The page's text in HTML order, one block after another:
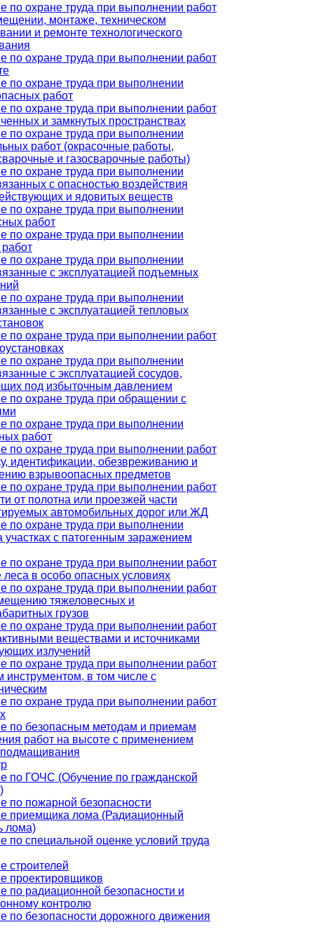
по охране труда при выполнении работ
монтаже, техническом
и ремонте технологического
по охране труда при выполнении работ
по охране труда при выполнении
работ
по охране труда при выполнении работ
и замкнутых пространствах
по охране труда при выполнении
работ (окрасочные работы,
и газосварочные работы)
по охране труда при выполнении
с опасностью воздействия
и ядовитых веществ
по охране труда при выполнении
работ
по охране труда при выполнении
по охране труда при выполнении
с эксплуатацией подъемных
по охране труда при выполнении
с эксплуатацией тепловых
по охране труда при выполнении работ
по охране труда при выполнении
с эксплуатацией сосудов,
под избыточным давлением
по охране труда при обращении с
по охране труда при выполнении
работ
по охране труда при выполнении работ
идентификации, обезвреживанию и
взрывоопасных предметов
по охране труда при выполнении работ
от полотна или проезжей части
автомобильных дорог или ЖД
по охране труда при выполнении
участках с патогенным заражением
по охране труда при выполнении работ
леса в особо опасных условиях
по охране труда при выполнении работ
тяжеловесных и
грузов
по охране труда при выполнении работ
веществами и источниками
излучений
по охране труда при выполнении работ
инструментом, в том числе с
по охране труда при выполнении работ
по безопасным методам и приемам
работ на высоте с применением
подмащивания
по ГОЧС (Обучение по гражданской
по пожарной безопасности
приемщика лома (Радиационный
лома)
по специальной оценке условий труда
строителей
проектировщиков
по радиационной безопасности и
контролю
по безопасности дорожного движения